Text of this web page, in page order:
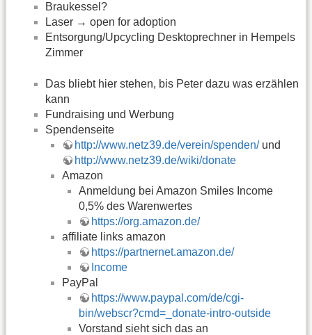
Braukessel?
Laser → open for adoption
Entsorgung/Upcycling Desktoprechner in Hempels
Zimmer
Das bliebt hier stehen, bis Peter dazu was erzählen
kann
Fundraising und Werbung
Spendenseite
http://www.netz39.de/verein/spenden/und
http://www.netz39.de/wiki/donate
Amazon
Anmeldung bei Amazon Smiles Income
0,5% des Warenwertes
https://org.amazon.de/
affiliate links amazon
https://partnernet.amazon.de/
Income
PayPal
https://www.paypal.com/de/cgi-
bin/webscr?cmd=_donate-intro-outside
Vorstand sieht sich das an